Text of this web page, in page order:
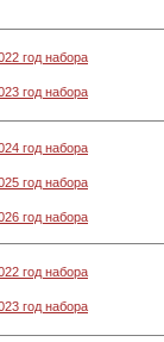
год набора
год набора
год набора
год набора
год набора
год набора
год набора